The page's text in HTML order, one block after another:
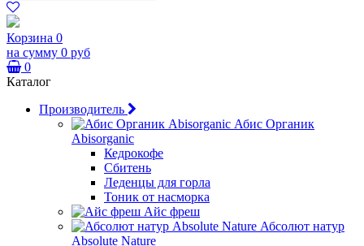
Корзина 0
на сумму 0 руб
0
Каталог
Производитель
Абис Органик
Abisorganic
Кедрокофе
Сбитень
Леденцы для горла
Тоник от насморка
Айс фреш
Абсолют натур
Absolute Nature